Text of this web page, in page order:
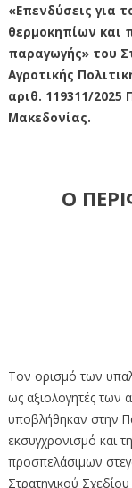
«Επενδύσεις για
θερμοκηπίων και
παραγωγής» του
Αγροτικής
αριθ. 119311/2025
Μακεδονίας.
Ο
Τον ορισμό των
ως αξιολογητές των
υποβλήθηκαν στην
εκσυγχρονισμό και
προσπελάσιμων
Στρατηγικού